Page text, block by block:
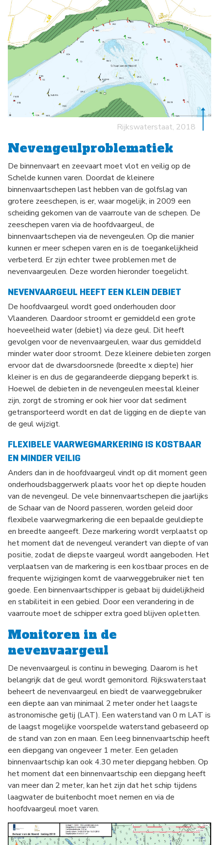
Rijkswaterstaat, 2018
Nevengeulproblematiek
De binnenvaart en zeevaart moet vlot en veilig op de
Schelde kunnen varen. Doordat de kleinere
binnenvaartschepen last hebben van de golfslag van
grotere zeeschepen, is er, waar mogelijk, in 2009 een
scheiding gekomen van de vaarroute van de schepen. De
zeeschepen varen via de hoofdvaargeul, de
binnenvaartschepen via de nevengeulen. Op die manier
kunnen er meer schepen varen en is de toegankelijkheid
verbeterd. Er zijn echter twee problemen met de
nevenvaargeulen. Deze worden hieronder toegelicht.
NEVENVAARGEUL HEEFT EEN KLEIN DEBIET
De hoofdvaargeul wordt goed onderhouden door
Vlaanderen. Daardoor stroomt er gemiddeld een grote
hoeveelheid water (debiet) via deze geul. Dit heeft
gevolgen voor de nevenvaargeulen, waar dus gemiddeld
minder water door stroomt. Deze kleinere debieten zorgen
ervoor dat de dwarsdoorsnede (breedte x diepte) hier
kleiner is en dus de gegarandeerde diepgang beperkt is.
Hoewel de debieten in de nevengeulen meestal kleiner
zijn, zorgt de stroming er ook hier voor dat sediment
getransporteerd wordt en dat de ligging en de diepte van
de geul wijzigt.
FLEXIBELE VAARWEGMARKERING IS KOSTBAAR
EN MINDER VEILIG
Anders dan in de hoofdvaargeul vindt op dit moment geen
onderhoudsbaggerwerk plaats voor het op diepte houden
van de nevengeul. De vele binnenvaartschepen die jaarlijks
de Schaar van de Noord passeren, worden geleid door
flexibele vaarwegmarkering die een bepaalde geuldiepte
en breedte aangeeft. Deze markering wordt verplaatst op
het moment dat de nevengeul verandert van diepte of van
positie, zodat de diepste vaargeul wordt aangeboden. Het
verplaatsen van de markering is een kostbaar proces en de
frequente wijzigingen komt de vaarweggebruiker niet ten
goede. Een binnenvaartschipper is gebaat bij duidelijkheid
en stabiliteit in een gebied. Door een verandering in de
vaarroute moet de schipper extra goed blijven opletten.
Monitoren in de
nevenvaargeul
De nevenvaargeul is continu in beweging. Daarom is het
belangrijk dat de geul wordt gemonitord. Rijkswaterstaat
beheert de nevenvaargeul en biedt de vaarweggebruiker
een diepte aan van minimaal 2 meter onder het laagste
astronomische getij (LAT). Een waterstand van 0 m LAT is
de laagst mogelijke voorspelde waterstand gebaseerd op
de stand van zon en maan. Een leeg binnenvaartschip heeft
een diepgang van ongeveer 1 meter. Een geladen
binnenvaartschip kan ook 4.30 meter diepgang hebben. Op
het moment dat een binnenvaartschip een diepgang heeft
van meer dan 2 meter, kan het zijn dat het schip tijdens
laagwater de buitenbocht moet nemen en via de
hoofdvaargeul moet varen.